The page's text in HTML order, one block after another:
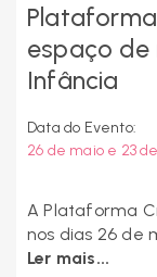
espaço de
Infância
Data do Evento:
26 de maio e 23
A Plataforma
nos dias 26 de
Ler mais...